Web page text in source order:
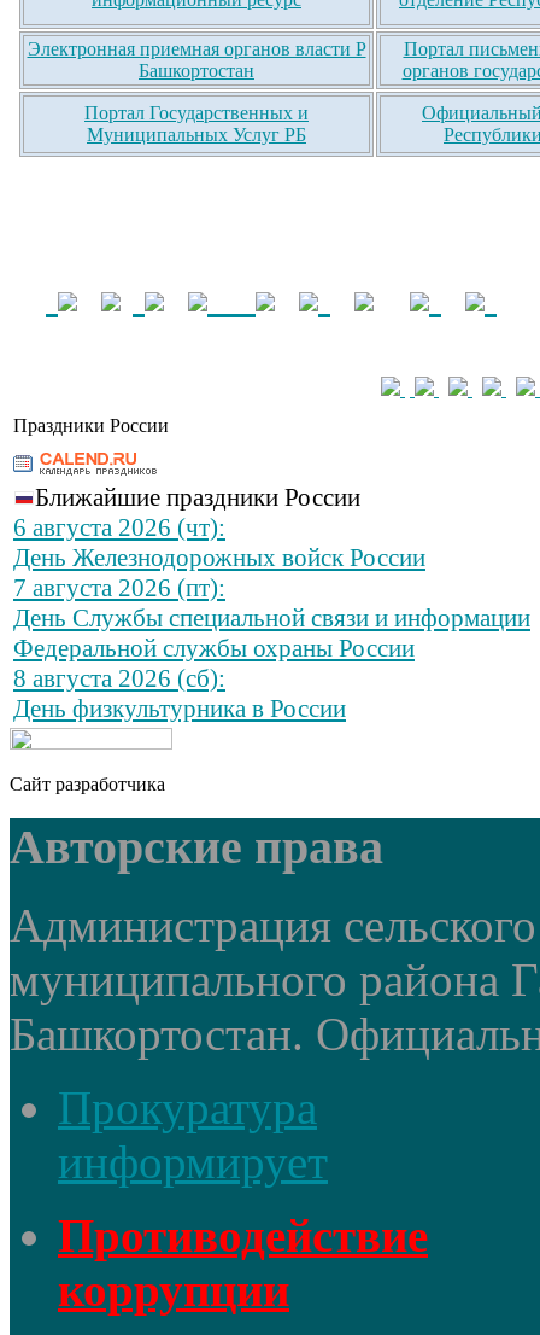
Электронная приемная органов власти Р
Башкортостан
Портал
органов
Портал Государственных и
Муниципальных Услуг РБ
Официальный
Праздники России
Ближайшие праздники России
6 августа 2026 (чт):
День Железнодорожных войск России
7 августа 2026 (пт):
День Службы специальной связи и информации
Федеральной службы охраны России
8 августа 2026 (сб):
День физкультурника в России
Сайт разработчика
Авторские права
Администрация
муниципального района
Башкортостан.
Прокуратура
информирует
Противодействие
коррупции